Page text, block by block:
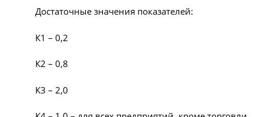
Достаточные значения показателей:
К1 – 0,2
К2 – 0,8
К3 – 2,0